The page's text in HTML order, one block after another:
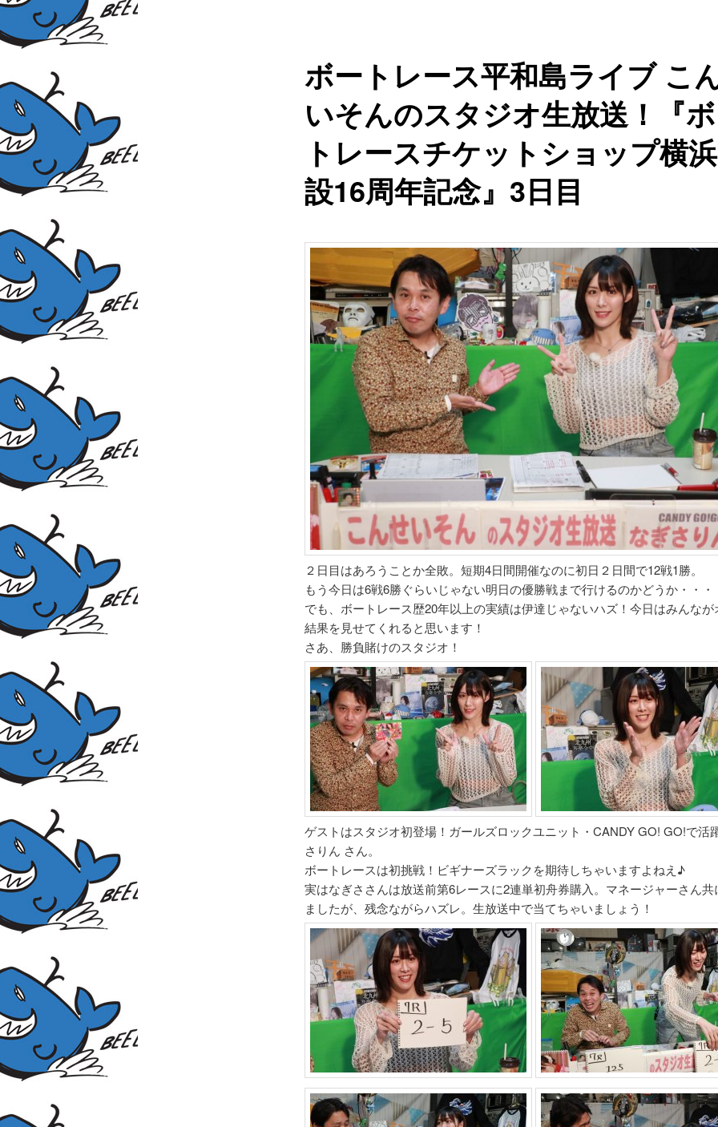
ボートレース平和島ライブ こ
いそんのスタジオ生放送！『
トレースチケットショップ横
設16周年記念』3日目
２日目はあろうことか全敗。短期4日間開催なのに初日２日間で12戦1勝。
もう今日は6戦6勝ぐらいじゃない明日の優勝戦まで行けるのかどうか・・・
でも、ボートレース歴20年以上の実績は伊達じゃないハズ！今日はみんなが
結果を見せてくれると思います！
さあ、勝負賭けのスタジオ！
ゲストはスタジオ初登場！ガールズロックユニット・CANDY GO! GO!で活
さりん さん。
ボートレースは初挑戦！ビギナーズラックを期待しちゃいますよねえ♪
実はなぎささんは放送前第6レースに2連単初舟券購入。マネージャーさん共
ましたが、残念ながらハズレ。生放送中で当てちゃいましょう！